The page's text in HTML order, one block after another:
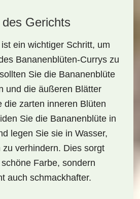
Gerichts
ein wichtiger Schritt, um
Bananenblüten-Curryszu
Sie die Bananenblüte
und die äußeren Blätter
die zarten inneren Blüten
Sie die Bananenblüte in
legen Sie sie in Wasser,
zu verhindern. Dies sorgt
Farbe, sondern
auch schmackhafter.